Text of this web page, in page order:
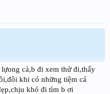
cả,b đi xem thử đi,thấy
khi có những tiệm cá
khó đi tìm b ơi